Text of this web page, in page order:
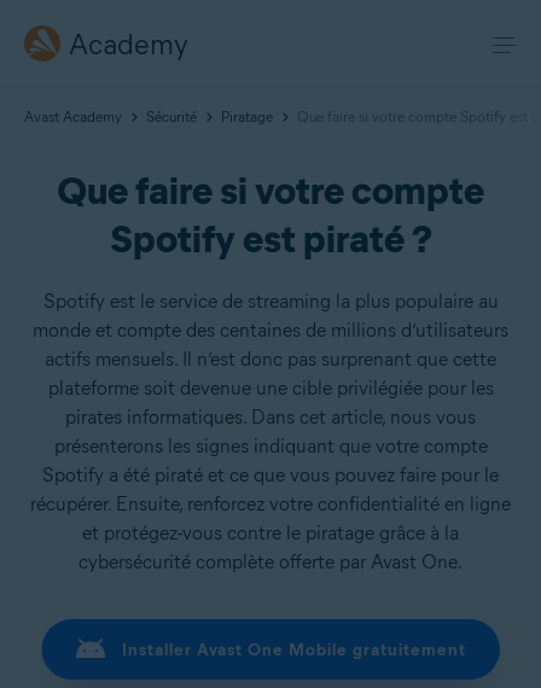
Academy
Avast Academy Sécurité Piratage Que faire si votre compte Spotify est
Que faire si votre compte
Spotify est piraté ?
Spotify est le service de streaming la plus populaire au
monde et compte des centaines de millions d’utilisateurs
actifs mensuels. Il n’est donc pas surprenant que cette
plateforme soit devenue une cible privilégiée pour les
pirates informatiques. Dans cet article, nous vous
présenterons les signes indiquant que votre compte
Spotify a été piraté et ce que vous pouvez faire pour le
récupérer. Ensuite, renforcez votre confidentialité en ligne
et protégez-vous contre le piratage grâce à la
cybersécurité complète offerte par Avast One.
Installer Avast One Mobile gratuitement